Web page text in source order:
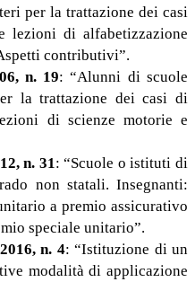
per la trattazione dei casi
lezioni di alfabetizzazione
contributivi”.
n. 19: “Alunni di scuole
la trattazione dei casi di
di scienze motorie e
n. 31 : “Scuole o istituti di
non statali. Insegnanti:
a premio assicurativo
speciale unitario”.
n. 4: “Istituzione di un
modalità di applicazione